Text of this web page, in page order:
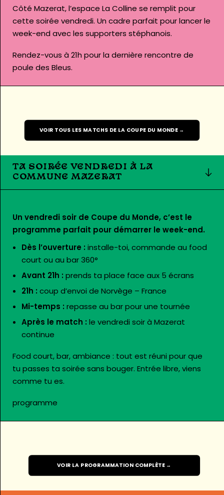
Côté Mazerat, l’espace La Colline se remplit pour
cette soirée vendredi. Un cadre parfait pour lancer le
week-end avec les supporters stéphanois.
Rendez-vous à 21h pour la dernière rencontre de
poule des Bleus.
VOIR TOUS LES MATCHS DE LA COUPE DU MONDE →
TA SOIRÉE VENDREDI À LA
COMMUNE MAZERAT
Un vendredi soir de Coupe du Monde, c’est le
programme parfait pour démarrer le week-end.
Dès l’ouverture : installe-toi, commande au food
court ou au bar 360°
Avant 21h : prends ta place face aux 5 écrans
21h : coup d’envoi de Norvège – France
Mi-temps : repasse au bar pour une tournée
Après le match : le vendredi soir à Mazerat
continue
Food court, bar, ambiance : tout est réuni pour que
tu passes ta soirée sans bouger. Entrée libre, viens
comme tu es.
programme
VOIR LA PROGRAMMATION COMPLÈTE →